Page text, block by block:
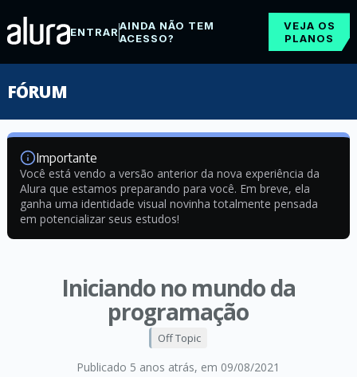
ENTRARAINDA NÃO TEM
ACESSO?
VEJA OS
PLANOS
FÓRUM
Importante
Você está vendo a versão anterior da nova experiência da
Alura que estamos preparando para você. Em breve, ela
ganha uma identidade visual novinha totalmente pensada
em potencializar seus estudos!
Iniciando no mundo da
programação
Publicado 5 anos atrás, em 09/08/2021
Off Topic